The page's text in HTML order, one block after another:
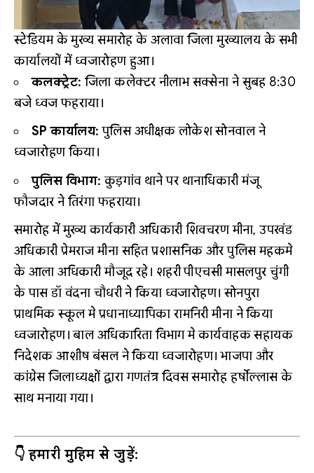
स्टेडियम के मुख्य समारोह के अलावा जिला मुख्यालय के सभी
कार्यालयों में ध्वजारोहण हुआ।
कलक्ट्रेट: जिला कलेक्टर नीलाभ सक्सेना ने सुबह 8:30
बजे ध्वज फहराया।
SP कार्यालय: पुलिस अधीक्षक लोकेश सोनवाल ने
ध्वजारोहण किया।
पुलिस विभाग: कुड़गांव थाने पर थानाधिकारी मंजू
फौजदार ने तिरंगा फहराया।
समारोह में मुख्य कार्यकारी अधिकारी शिवचरण मीना, उपखंड
अधिकारी प्रेमराज मीना सहित प्रशासनिक और पुलिस महकमे
के आला अधिकारी मौजूद रहे। शहरी पीएचसी मासलपुर चुंगी
के पास डॉ वंदना चौधरी ने किया ध्वजारोहण। सोनपुरा
प्राथमिक स्कूल मे प्रधानाध्यापिका रामनिरी मीना ने किया
ध्वजारोहण। बाल अधिकारिता विभाग मे कार्यवाहक सहायक
निदेशक आशीष बंसल ने किया ध्वजारोहण। भाजपा और
कांग्रेस जिलाध्यक्षों द्वारा गणतंत्र दिवस समारोह हर्षोल्लास के
साथ मनाया गया।
👇 हमारी मुहिम से जुड़ें: